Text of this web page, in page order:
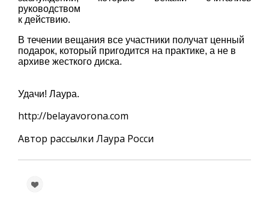
руководством
к действию.
В течении вещания все участники получат ценный
подарок, который пригодится на практике, а не в
архиве жесткого диска.
Удачи! Лаура.
http://belayavorona.com
Автор рассылки Лаура Росси